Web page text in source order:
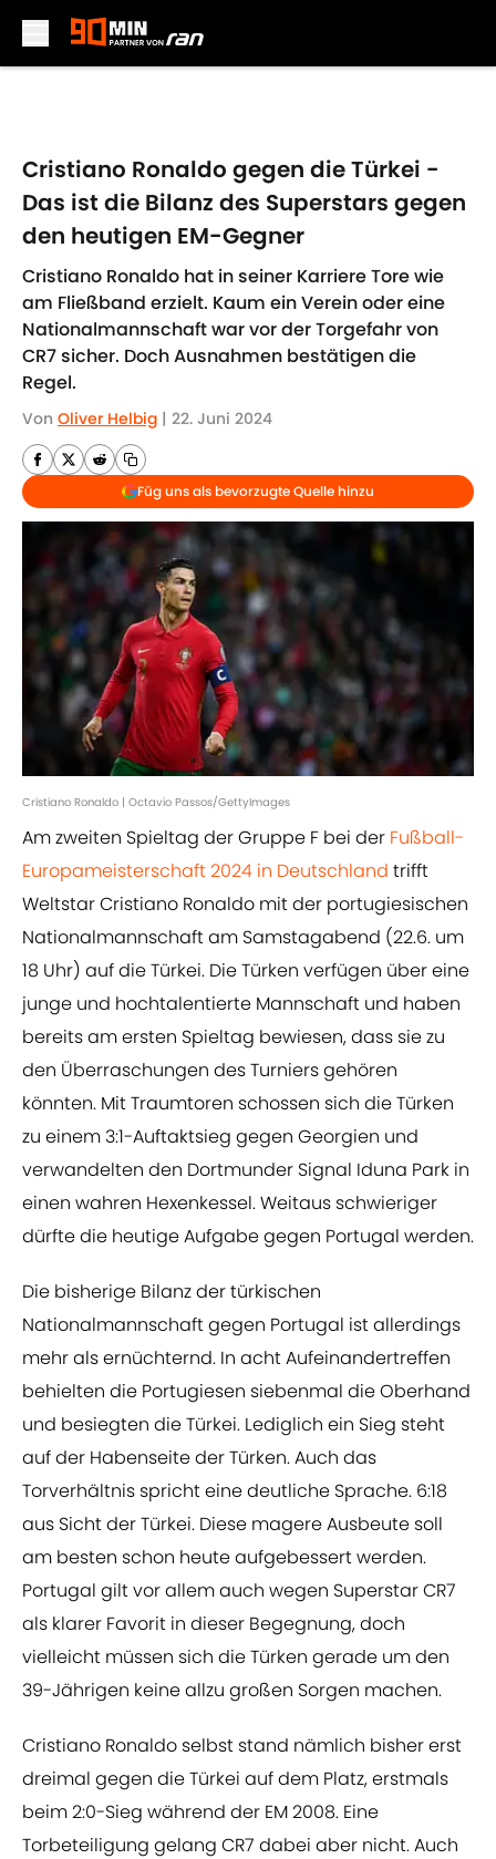
Cristiano Ronaldo gegen die Türkei -
Das ist die Bilanz des Superstars gegen
den heutigen EM-Gegner
Cristiano Ronaldo hat in seiner Karriere Tore wie
am Fließband erzielt. Kaum ein Verein oder eine
Nationalmannschaft war vor der Torgefahr von
CR7 sicher. Doch Ausnahmen bestätigen die
Regel.
Von Oliver Helbig | 22. Juni 2024
Füg uns als bevorzugte Quelle hinzu
Cristiano Ronaldo | Octavio Passos/GettyImages
Am zweiten Spieltag der Gruppe F bei der Fußball-
Europameisterschaft 2024 in Deutschland trifft
Weltstar Cristiano Ronaldo mit der portugiesischen
Nationalmannschaft am Samstagabend (22.6. um
18 Uhr) auf die Türkei. Die Türken verfügen über eine
junge und hochtalentierte Mannschaft und haben
bereits am ersten Spieltag bewiesen, dass sie zu
den Überraschungen des Turniers gehören
könnten. Mit Traumtoren schossen sich die Türken
zu einem 3:1-Auftaktsieg gegen Georgien und
verwandelten den Dortmunder Signal Iduna Park in
einen wahren Hexenkessel. Weitaus schwieriger
dürfte die heutige Aufgabe gegen Portugal werden.
Die bisherige Bilanz der türkischen
Nationalmannschaft gegen Portugal ist allerdings
mehr als ernüchternd. In acht Aufeinandertreffen
behielten die Portugiesen siebenmal die Oberhand
und besiegten die Türkei. Lediglich ein Sieg steht
auf der Habenseite der Türken. Auch das
Torverhältnis spricht eine deutliche Sprache. 6:18
aus Sicht der Türkei. Diese magere Ausbeute soll
am besten schon heute aufgebessert werden.
Portugal gilt vor allem auch wegen Superstar CR7
als klarer Favorit in dieser Begegnung, doch
vielleicht müssen sich die Türken gerade um den
39-Jährigen keine allzu großen Sorgen machen.
Cristiano Ronaldo selbst stand nämlich bisher erst
dreimal gegen die Türkei auf dem Platz, erstmals
beim 2:0-Sieg während der EM 2008. Eine
Torbeteiligung gelang CR7 dabei aber nicht. Auch